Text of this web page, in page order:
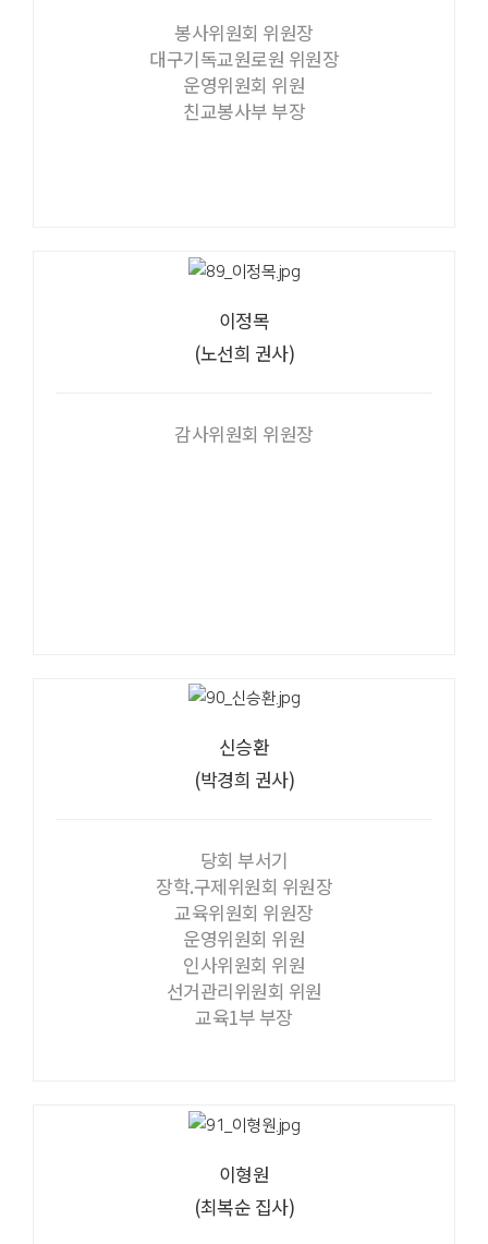
봉사위원회 위원장
대구기독교원로원 위원장
운영위원회 위원
친교봉사부 부장
이정목
(노선희 권사)
감사위원회 위원장
신승환
(박경희 권사)
당회 부서기
장학.구제위원회 위원장
교육위원회 위원장
운영위원회 위원
인사위원회 위원
선거관리위원회 위원
교육1부 부장
이형원
(최복순 집사)